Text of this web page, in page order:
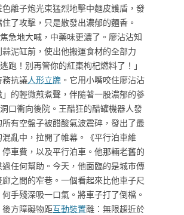
離子炮光束猛烈地擊中麵皮護盾，發
了攻擊，只是散發出濃郁的麵香。
急地大喊，中藥味更濃了。廖沾沾知
泥缸前，使出他搬運食材的全部力
！別再管你的紅棗枸杞燃料了！」
務抗議人形立牌 。它用小嘴咬住廖沾沾
的輕微煎煮聲，伴隨著一股濃郁的蔘
口衝向後院。王醋狂的醋罐機器人發
有空盤子被醋酸氣波震碎，發出了最
亂中，拉開了帷幕。《平行泊車維
車費，以及平行泊車。他那輛老舊的
任何幫助。今天，他面臨的是城市傳
之間的窄巷。一個看起來比他車子尺
手殘深吸一口氣。將車子打了倒檔。
方障礙物距互動裝置離：無限趨近於